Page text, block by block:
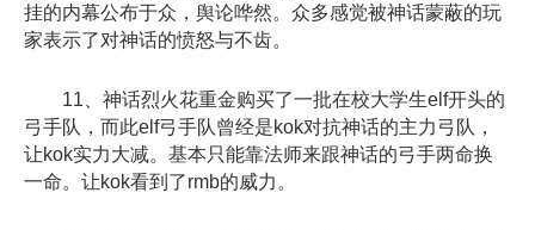
挂的内幕公布于众，舆论哗然。众多感觉被神话蒙蔽的玩
家表示了对神话的愤怒与不齿。
11、神话烈火花重金购买了一批在校大学生elf开头的
弓手队，而此elf弓手队曾经是kok对抗神话的主力弓队，
让kok实力大减。基本只能靠法师来跟神话的弓手两命换
一命。让kok看到了rmb的威力。